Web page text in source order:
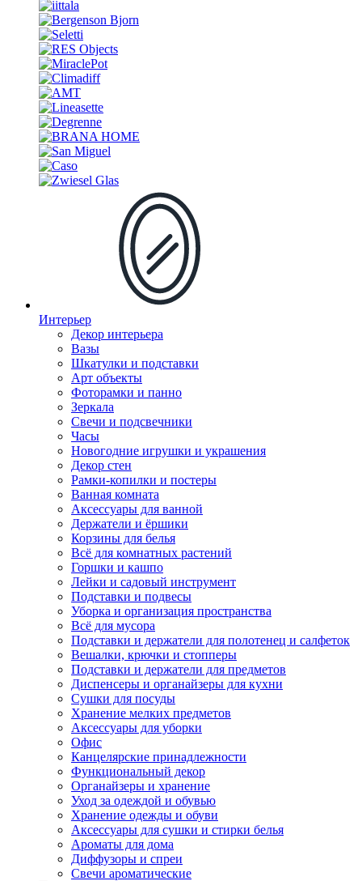
Интерьер
Декор интерьера
Вазы
Шкатулки и подставки
Арт объекты
Фоторамки и панно
Зеркала
Свечи и подсвечники
Часы
Новогодние игрушки и украшения
Декор стен
Рамки-копилки и постеры
Ванная комната
Аксессуары для ванной
Держатели и ёршики
Корзины для белья
Всё для комнатных растений
Горшки и кашпо
Лейки и садовый инструмент
Подставки и подвесы
Уборка и организация пространства
Всё для мусора
Подставки и держатели для полотенец и салфеток
Вешалки, крючки и стопперы
Подставки и держатели для предметов
Диспенсеры и органайзеры для кухни
Сушки для посуды
Хранение мелких предметов
Аксессуары для уборки
Офис
Канцелярские принадлежности
Функциональный декор
Органайзеры и хранение
Уход за одеждой и обувью
Хранение одежды и обуви
Аксессуары для сушки и стирки белья
Ароматы для дома
Диффузоры и спреи
Свечи ароматические